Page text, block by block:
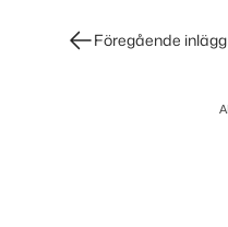
InläggsnavigeringFöregående inlägg